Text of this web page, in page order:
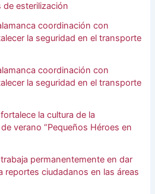
esterilización
coordinación con
la seguridad en el transporte
coordinación con
la seguridad en el transporte
la cultura de la
verano “Pequeños Héroes en
permanentemente en dar
reportes ciudadanos en las áreas